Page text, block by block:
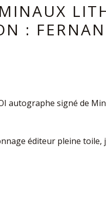
:
autographe signé de
éditeur pleine toile,